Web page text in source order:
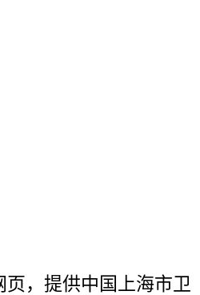
页，提供中国上海市卫